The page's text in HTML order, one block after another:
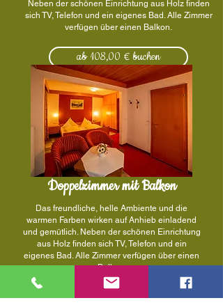
Neben der schönen Einrichtung aus Holz finden
sich TV, Telefon und ein eigenes Bad. Alle Zimmer
verfügen über einen Balkon.
ab 108,00 € buchen
Doppelzimmer mit Balkon
Das freundliche, helle Ambiente und die
warmen Farben wirken auf Anhieb einladend
und gemütlich. Neben der schönen Einrichtung
aus Holz finden sich TV, Telefon und ein
eigenes Bad. Alle Zimmer verfügen über einen
Balkon.
ab 116,00 € buchen